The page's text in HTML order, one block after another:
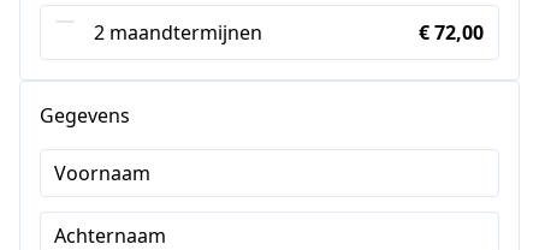
2 maandtermijnen € 72,00
Gegevens
Voornaam
Achternaam